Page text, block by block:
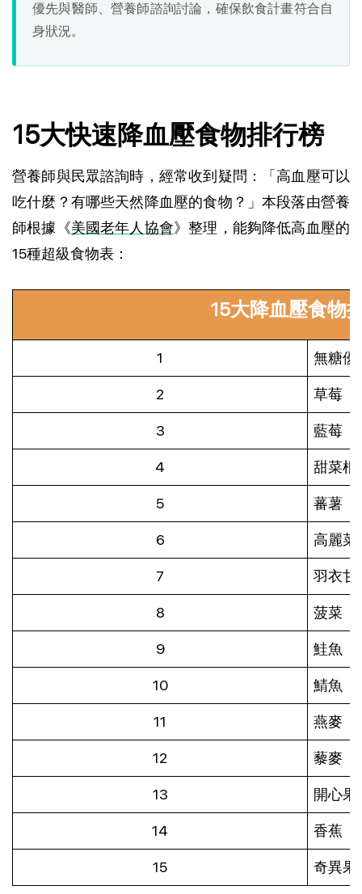
優先與醫師、營養師諮詢討論，確保飲食計畫符合自
身狀況。
15大快速降血壓食物排行榜
營養師與民眾諮詢時，經常收到疑問：「高血壓可以
吃什麼？有哪些天然降血壓的食物？」本段落由營養
師根據《美國老年人協會》整理，能夠降低高血壓的
15種超級食物表：
15大降血壓食物
1 無糖優
2 草莓
3 藍莓
4 甜菜根
5 蕃薯
6 高麗菜
7 羽衣甘
8 菠菜
9 鮭魚
10 鯖魚
11 燕麥
12 藜麥
13 開心果
14 香蕉
15 奇異果